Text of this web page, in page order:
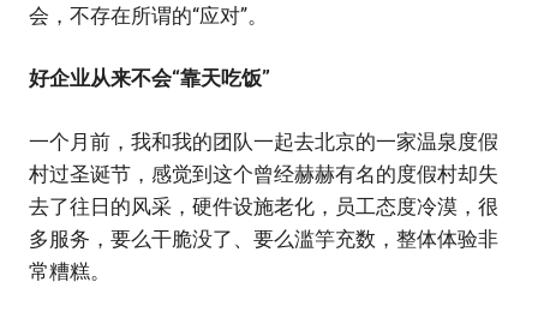
会，不存在所谓的“应对”。
好企业从来不会“靠天吃饭”
一个月前，我和我的团队一起去北京的一家温泉度假
村过圣诞节，感觉到这个曾经赫赫有名的度假村却失
去了往日的风采，硬件设施老化，员工态度冷漠，很
多服务，要么干脆没了、要么滥竽充数，整体体验非
常糟糕。